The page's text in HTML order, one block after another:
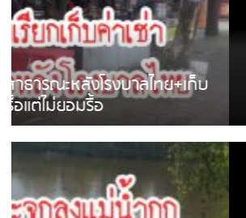
หนุ่มเจียงฮายจ่ม พบถังน้ำดื่มต
รถเครื่องหลบไม่ทันล้มบาดเจ็บ